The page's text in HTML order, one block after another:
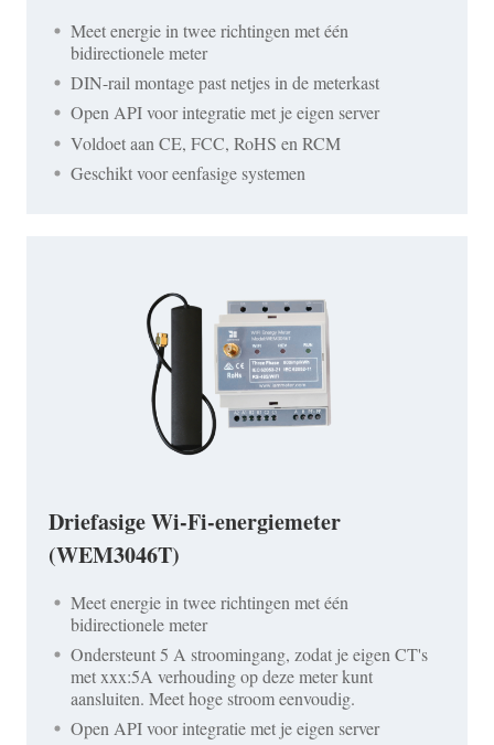
Meet energie in twee richtingen met één
bidirectionele meter
DIN-rail montage past netjes in de meterkast
Open API voor integratie met je eigen server
Voldoet aan CE, FCC, RoHS en RCM
Geschikt voor eenfasige systemen
Driefasige Wi-Fi-energiemeter
(WEM3046T)
Meet energie in twee richtingen met één
bidirectionele meter
Ondersteunt 5 A stroomingang, zodat je eigen CT's
met xxx:5A verhouding op deze meter kunt
aansluiten. Meet hoge stroom eenvoudig.
Open API voor integratie met je eigen server